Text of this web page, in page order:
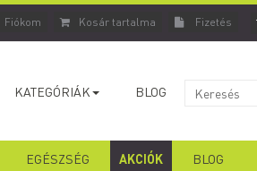
Fiókom Kosár tartalma Fizetés
KATEGÓRIÁK BLOG
EGÉSZSÉG AKCIÓK BLOG